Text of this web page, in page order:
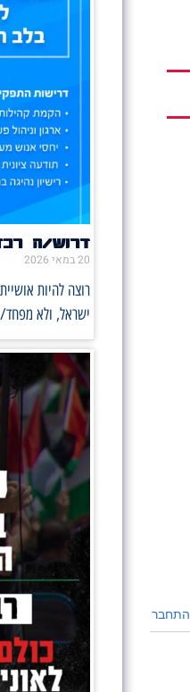
התחבר
דרוש/ה
20 במאי 2026
רוצה להיות
ישראל, ולא